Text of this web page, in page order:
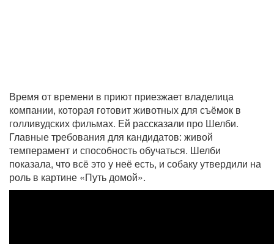
Время от времени в приют приезжает владелица
компании, которая готовит животных для съёмок в
голливудских фильмах. Ей рассказали про Шелби.
Главные требования для кандидатов: живой
темперамент и способность обучаться. Шелби
показала, что всё это у неё есть, и собаку утвердили на
роль в картине «Путь домой».